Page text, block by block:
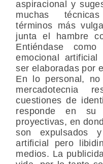
aspiracional y
muchas
términos más
junta el hambre
Entiéndase
emocional
ser elaboradas por
En lo personal,
mercadotecnia
cuestiones de
responde en su
proyectivas, en
son expulsados
artificial pero
medios. La